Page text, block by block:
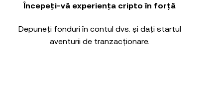
Începeți-vă experiența cripto în forță
Depuneți fonduri în contul dvs. și dați startul
aventurii de tranzacționare.